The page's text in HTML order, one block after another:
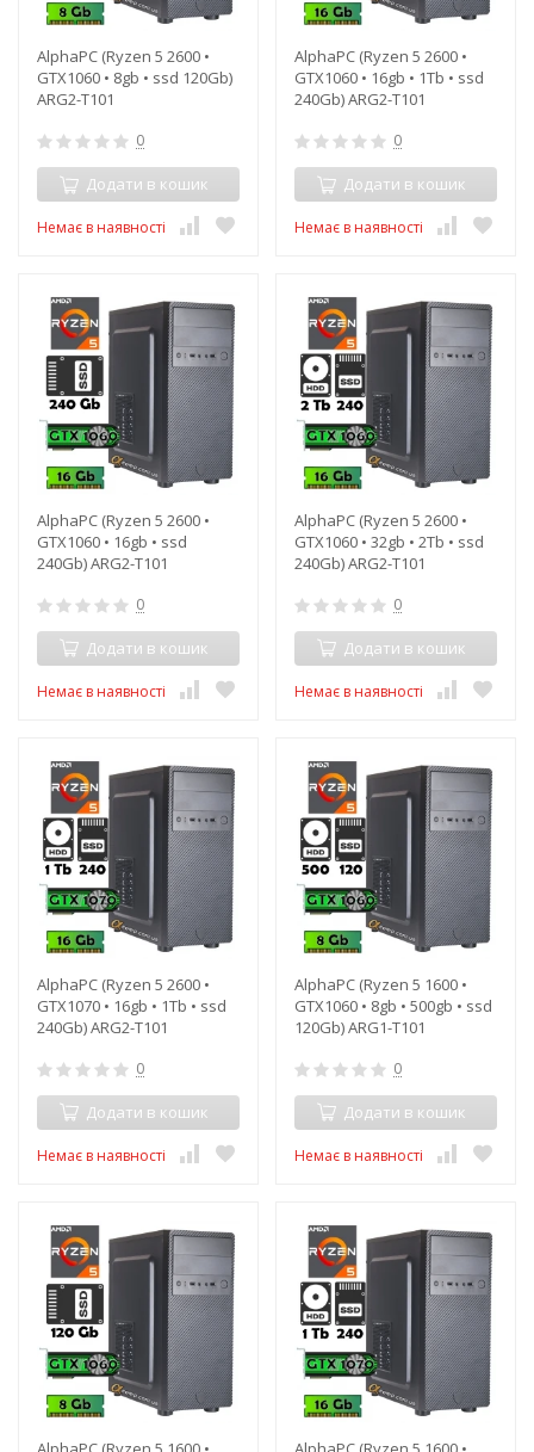
AlphaPC (Ryzen 5 2600 •
GTX1060 • 8gb • ssd 120Gb)
ARG2-T101
0
Додати в кошик
Немає в наявності
AlphaPC (Ryzen 5 2600 •
GTX1060 • 16gb • 1Tb • ssd
240Gb) ARG2-T101
0
Додати в кошик
Немає в наявності
AlphaPC (Ryzen 5 2600 •
GTX1060 • 16gb • ssd
240Gb) ARG2-T101
0
Додати в кошик
Немає в наявності
AlphaPC (Ryzen 5 2600 •
GTX1060 • 32gb • 2Tb • ssd
240Gb) ARG2-T101
0
Додати в кошик
Немає в наявності
AlphaPC (Ryzen 5 2600 •
GTX1070 • 16gb • 1Tb • ssd
240Gb) ARG2-T101
0
Додати в кошик
Немає в наявності
AlphaPC (Ryzen 5 1600 •
GTX1060 • 8gb • 500gb • ssd
120Gb) ARG1-T101
0
Додати в кошик
Немає в наявності